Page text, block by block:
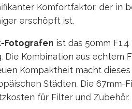
Komfortfaktor, der in
erschöpft ist.
Fotografen ist das 50mm
Kombination aus echtem
Kompaktheit macht
Städten. Die 67mm-
für Filter und Zubehör.